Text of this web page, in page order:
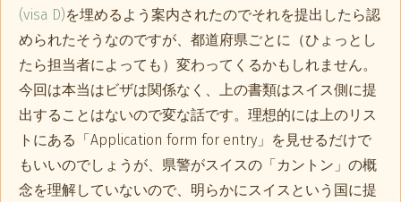
(visa D)を埋めるよう案内されたのでそれを提出したら認
められたそうなのですが、都道府県ごとに（ひょっとし
たら担当者によっても）変わってくるかもしれません。
今回は本当はビザは関係なく、上の書類はスイス側に提
出することはないので変な話です。理想的には上のリス
トにある「Application form for entry」を見せるだけで
もいいのでしょうが、県警がスイスの「カントン」の概
念を理解していないので、明らかにスイスという国に提